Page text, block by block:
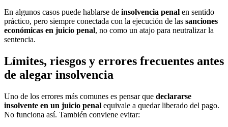
En algunos casos puede hablarse de insolvencia penal en sentido
práctico, pero siempre conectada con la ejecución de las sanciones
económicas en juicio penal, no como un atajo para neutralizar la
sentencia.
Límites, riesgos y errores frecuentes antes
de alegar insolvencia
Uno de los errores más comunes es pensar que declararse
insolvente en un juicio penal equivale a quedar liberado del pago.
No funciona así. También conviene evitar: